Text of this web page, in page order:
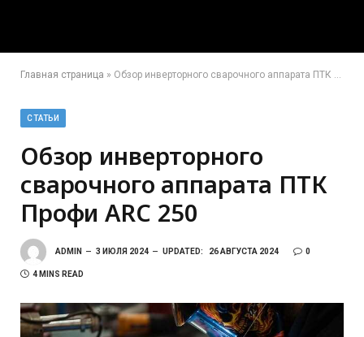
Главная страница » Обзор инверторного сварочного аппарата ПТК Профи ARC 250
СТАТЬИ
Обзор инверторного
сварочного аппарата ПТК
Профи ARC 250
ADMIN 3 ИЮЛЯ 2024 UPDATED: 26 АВГУСТА 2024 0
4 MINS READ